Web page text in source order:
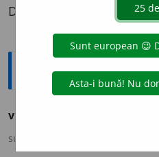
Definiția cu ID-ul 292839:
Ortografice DOOM
vig
sursa: